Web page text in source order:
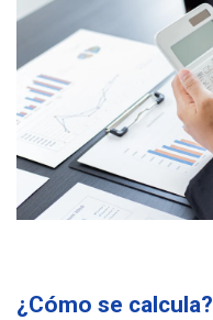
¿Cómo se calcula?